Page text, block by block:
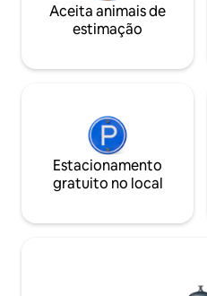
Aceita animais de
estimação
Estacionamento
gratuito no local